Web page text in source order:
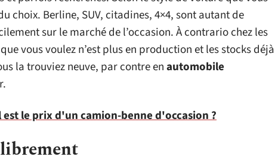
choix. Berline, SUV, citadines, 4×4, sont autant de
sur le marché de l’occasion. À contrario chez les
vous voulez n’est plus en production et les stocks déjà
la trouviez neuve, par contre enautomobile
est le prix d'un camion-benne d'occasion ?